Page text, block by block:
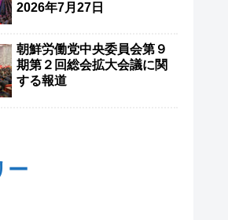
2026年7月27日
朝鮮労働党中央委員会第９
期第２回総会拡大会議に関
する報道
ー